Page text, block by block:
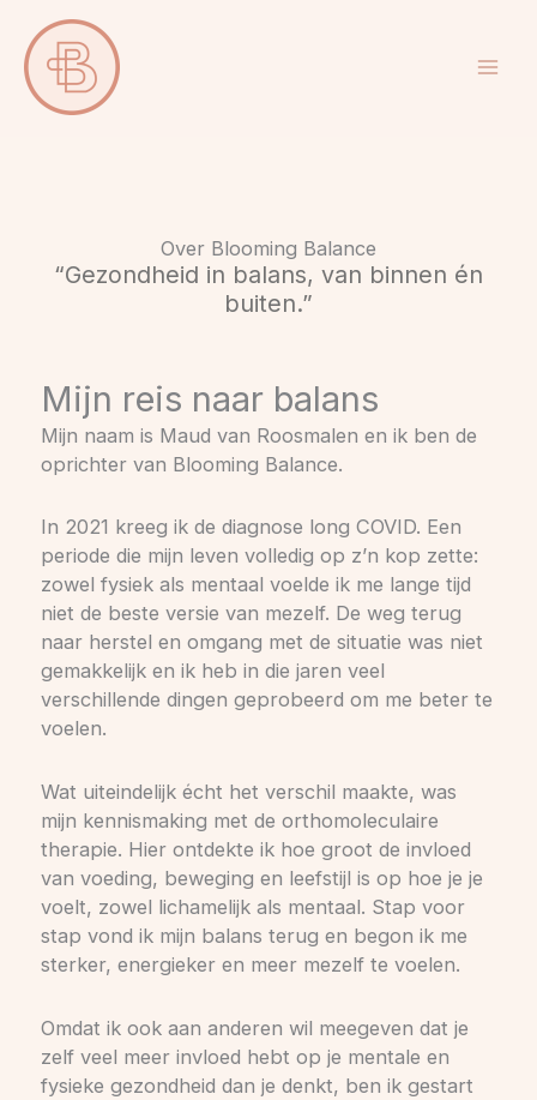
naar
inhoud
Over Blooming Balance
“Gezondheid in balans, van binnen én
buiten.”
Mijn reis naar balans
Mijn naam is Maud van Roosmalen en ik ben de
oprichter van Blooming Balance.
In 2021 kreeg ik de diagnose long COVID. Een
periode die mijn leven volledig op z’n kop zette:
zowel fysiek als mentaal voelde ik me lange tijd
niet de beste versie van mezelf. De weg terug
naar herstel en omgang met de situatie was niet
gemakkelijk en ik heb in die jaren veel
verschillende dingen geprobeerd om me beter te
voelen.
Wat uiteindelijk écht het verschil maakte, was
mijn kennismaking met de orthomoleculaire
therapie. Hier ontdekte ik hoe groot de invloed
van voeding, beweging en leefstijl is op hoe je je
voelt, zowel lichamelijk als mentaal. Stap voor
stap vond ik mijn balans terug en begon ik me
sterker, energieker en meer mezelf te voelen.
Omdat ik ook aan anderen wil meegeven dat je
zelf veel meer invloed hebt op je mentale en
fysieke gezondheid dan je denkt, ben ik gestart